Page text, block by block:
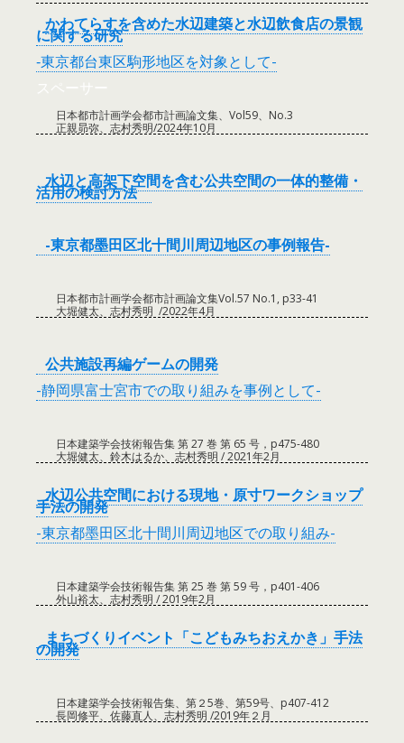
かわてらすを含めた水辺建築と水辺飲食店の景観
に関する研究
‐東京都台東区駒形地区を対象として-
スペーサー
日本都市計画学会都市計画論文集、Vol59、No.3
正親昴弥、志村秀明/2024年10月
水辺と高架下空間を含む公共空間の一体的整備・
活用の検討方法
-東京都墨田区北十間川周辺地区の事例報告-
日本都市計画学会都市計画論文集Vol.57 No.1, p33-41
大堀健太、志村秀明 /2022年4月
公共施設再編ゲームの開発
-静岡県富士宮市での取り組みを事例として-
日本建築学会技術報告集 第 27 巻 第 65 号，p475-480
大堀健太、鈴木はるか、志村秀明 / 2021年2月
水辺公共空間における現地・原寸ワークショップ
手法の開発
-東京都墨田区北十間川周辺地区での取り組み-
日本建築学会技術報告集 第 25 巻 第 59 号，p401-406
外山裕太、志村秀明 / 2019年2月
まちづくりイベント「こどもみちおえかき」手法
の開発
日本建築学会技術報告集、第２5巻、第59号、p407-412
長岡修平、佐藤直人、志村秀明 /2019年２月